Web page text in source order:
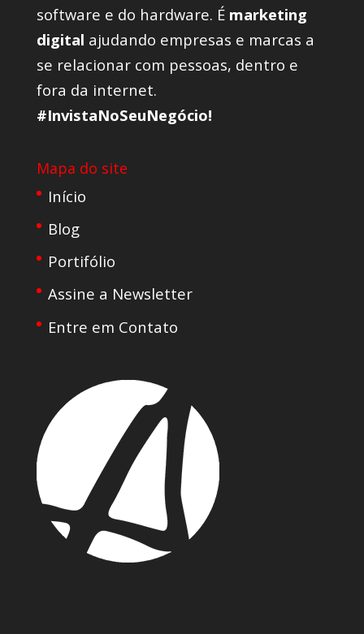
software e do hardware. É marketing
digital ajudando empresas e marcas a
se relacionar com pessoas, dentro e
fora da internet.
#InvistaNoSeuNegócio!
Mapa do site
Início
Blog
Portifólio
Assine a Newsletter
Entre em Contato